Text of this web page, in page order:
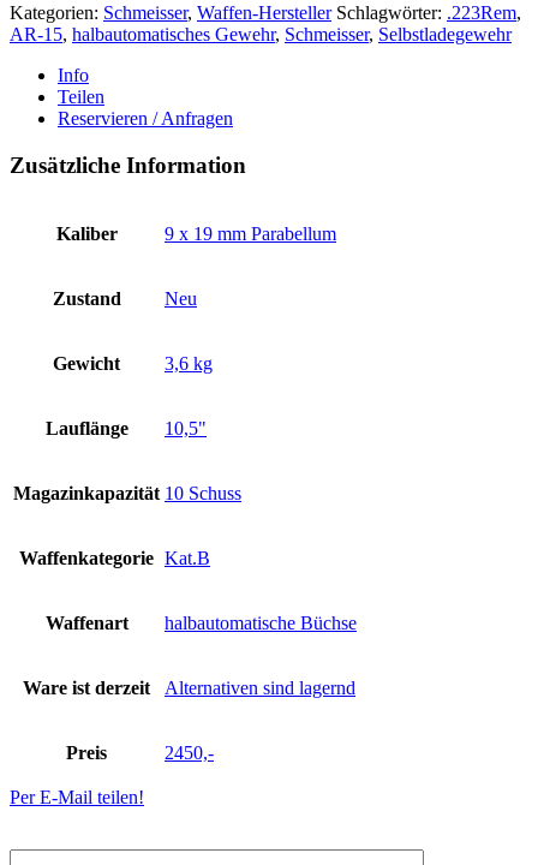
Kategorien: Schmeisser, Waffen-Hersteller Schlagwörter: .223Rem,
AR-15, halbautomatisches Gewehr, Schmeisser, Selbstladegewehr
Info
Teilen
Reservieren / Anfragen
Zusätzliche Information
Kaliber 9 x 19 mm Parabellum
Zustand Neu
Gewicht 3,6 kg
Lauflänge 10,5"
Magazinkapazität 10 Schuss
Waffenkategorie Kat.B
Waffenart halbautomatische Büchse
Ware ist derzeit Alternativen sind lagernd
Preis 2450,-
Per E-Mail teilen!